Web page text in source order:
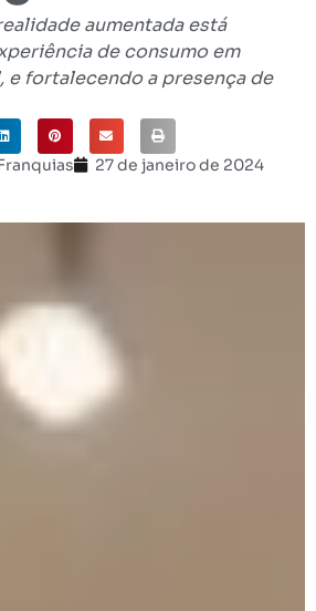
aumentada está
de consumo em
e fortalecendo a presença de
27 de janeiro de 2024